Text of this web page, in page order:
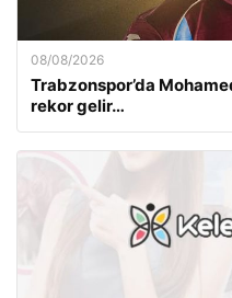
08/08/2026
Trabzonspor’da
rekor gelir…